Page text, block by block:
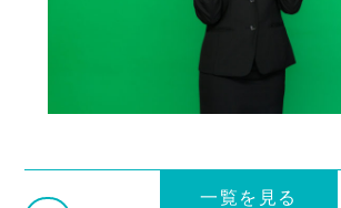
一覧を見る